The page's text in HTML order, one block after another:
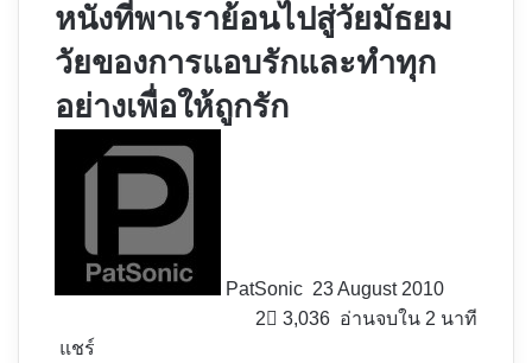
หนังที่พาเราย้อนไปสู่วัยมัธยม
วัยของการแอบรักและทำทุก
อย่างเพื่อให้ถูกรัก
PatSonic 23 August 2010
2
3,036 อ่านจบใน 2 นาที
แชร์